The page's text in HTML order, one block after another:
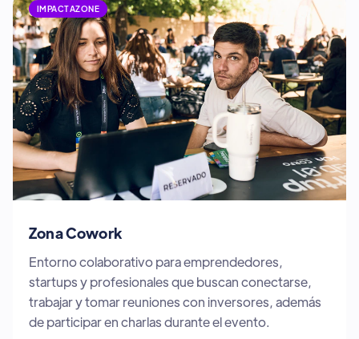
IMPACTAZONE
Zona Talleres y Charlas
Conferencias y talleres prácticos con expertos,
cubriendo temas clave del ecosistema
emprendedor. Participan ponentes y asistentes en
busca de conocimientos y habilidades.